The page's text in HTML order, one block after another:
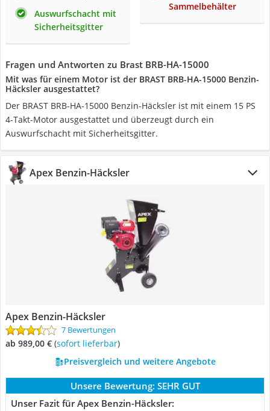
Auswurfschacht mit
Sicherheitsgitter
Sammelbehälter
Fragen und Antworten zu Brast BRB-HA-15000
Mit was für einem Motor ist der BRAST BRB-HA-15000 Benzin-
Häcksler ausgestattet?
Der BRAST BRB-HA-15000 Benzin-Häcksler ist mit einem 15 PS
4-Takt-Motor ausgestattet und überzeugt durch ein
Auswurfschacht mit Sicherheitsgitter.
Apex Benzin-Häcksler
Apex Benzin-Häcksler
7 Bewertungen
ab 989,00 € ( Sofort lieferbar)
Preisvergleich und weitere Angebote
Unsere Bewertung: SEHR GUT
Unser Fazit für Apex Benzin-Häcksler: